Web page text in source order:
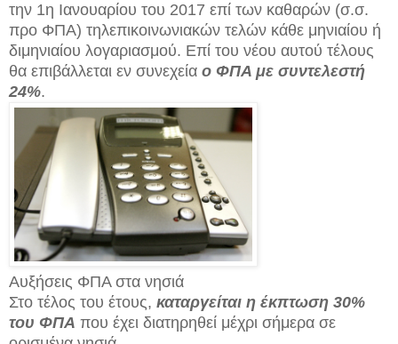
την 1η Ιανουαρίου του 2017 επί των καθαρών (σ.σ.
προ ΦΠΑ) τηλεπικοινωνιακών τελών κάθε μηνιαίου ή
διμηνιαίου λογαριασμού. Επί του νέου αυτού τέλους
θα επιβάλλεται εν συνεχεία ο ΦΠΑ με συντελεστή
24%.
Αυξήσεις ΦΠΑ στα νησιά
Στο τέλος του έτους, καταργείται η έκπτωση 30%
του ΦΠΑ που έχει διατηρηθεί μέχρι σήμερα σε